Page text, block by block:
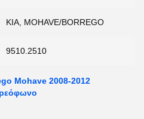
KIA, MOHAVE/BORREGO
9510.2510
Mohave 2008-2012